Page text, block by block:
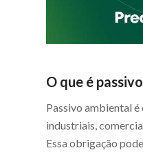
O que é
Passivo ambiental
industriais,
Essa obrigação